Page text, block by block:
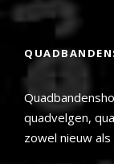
quadvelgen,
zowel nieuw